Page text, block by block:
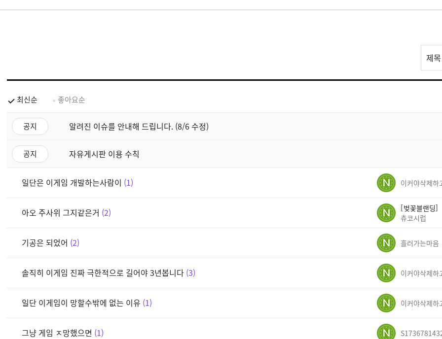
스
트
제목
최신순 좋아요순
공지 알려진 이슈를 안내해 드립니다. (8/6 수정)
공지 자유게시판 이용 수칙
일단은 이게임 개발하는사람이 1
아오 주사위 그지같은거 2
벚꽃블랜딩
츄코시럽
기공은 되었어 2 흘러가는마음
솔직히 이게임 진짜 극한적으로 길어야 3년봅니다 3
일단 이게임이 망할수밖에 없는 이유 1
그냥 게임 ㅈ망했으면 1